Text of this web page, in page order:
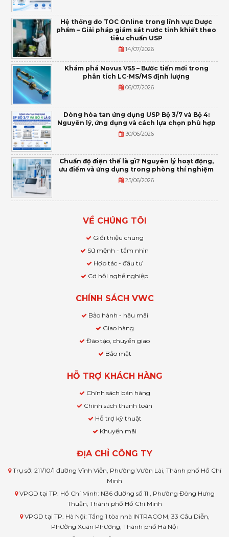
Hệ thống đo TOC Online trong lĩnh vực Dược
phẩm – Giải pháp giám sát nước tinh khiết theo
tiêu chuẩn USP
14/07/2026
Khám phá Novus V55 – Bước tiến mới trong
phân tích LC-MS/MS định lượng
06/07/2026
Dòng hòa tan ứng dụng USP Bộ 3/7 và Bộ 4:
Nguyên lý, ứng dụng và cách lựa chọn phù hợp
30/06/2026
Chuẩn độ điện thế là gì? Nguyên lý hoạt động,
ưu điểm và ứng dụng trong phòng thí nghiệm
25/06/2026
VỀ CHÚNG TÔI
Giới thiệu chung
Sứ mệnh - tầm nhìn
Hợp tác - đầu tư
Cơ hội nghề nghiệp
CHÍNH SÁCH VWC
Bảo hành - hậu mãi
Giao hàng
Đào tạo, chuyển giao
Bảo mật
HỖ TRỢ KHÁCH HÀNG
Chính sách bán hàng
Chính sách thanh toán
Hỗ trợ kỹ thuật
Khuyến mãi
ĐỊA CHỈ CÔNG TY
Trụ sở: 211/10/1 đường Vĩnh Viễn, Phường Vườn Lài, Thành phố Hồ Chí
Minh
VPGD tại TP. Hồ Chí Minh: N36 đường số 11 , Phường Đông Hưng
Thuận, Thành phố Hồ Chí Minh
VPGD tại TP. Hà Nội: Tầng 1 tòa nhà INTRACOM, 33 Cầu Diễn,
Phường Xuân Phương, Thành phố Hà Nội